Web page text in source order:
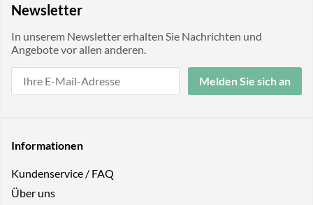
Newsletter
In unserem Newsletter erhalten Sie Nachrichten und
Angebote vor allen anderen.
Melden Sie sich an
Informationen
Kundenservice / FAQ
Über uns